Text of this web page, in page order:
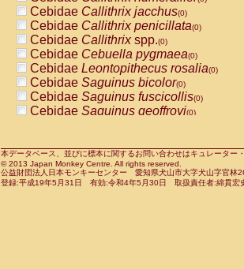
PitheciidaePithecia monachus
PitheciidaePithecia pithecia(0)
CercopithecidaeCercocebus agilis
CercopithecidaeCercocebus
CercopithecidaeCercocebus
CercopithecidaeCercocebus
CercopithecidaeCercocebus
CercopithecidaeCercocebushybrid
CercopithecidaePapio anubis(0)
CercopithecidaePapio cynocephalus
CercopithecidaePapio hamadryas(0)
Cebidae Callithrix jacchus(0)
Cebidae Callithrix penicillata(0)
Cebidae Callithrixspp.(0)
Cebidae Cebuella pygmaea(0)
Cebidae Leontopithecus rosalia(0)
Cebidae Saguinus bicolor(0)
Cebidae Saguinus fuscicollis(0)
Cebidae Saguinus geoffroyi(0)
CebidaeSaguinus leucopus(0)
CebidaeSaguinus midas(0)
Cebidae Saguinus mystax(0)
本データベース、並びに標本に関するお問い合わせはキュレータ
© 2013 Japan Monkey Centre. All rights reserved.
公益財団法人日本モンキーセンター 愛知県犬山市大字犬山字官
登録:平成19年5月31日 有効:令和4年5月30日 取扱責任者:綿貫宏